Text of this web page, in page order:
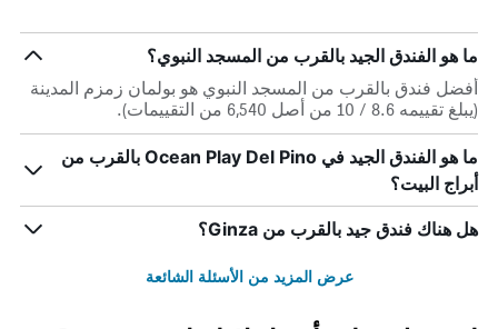
ما هو الفندق الجيد بالقرب من المسجد النبوي؟
أفضل فندق بالقرب من المسجد النبوي هو بولمان زمزم المدينة
(يبلغ تقييمه 8.6 / 10 من أصل 6,540 من التقييمات).
ما هو الفندق الجيد في Ocean Play Del Pino بالقرب من
أبراج البيت؟
هل هناك فندق جيد بالقرب من Ginza؟
عرض المزيد من الأسئلة الشائعة